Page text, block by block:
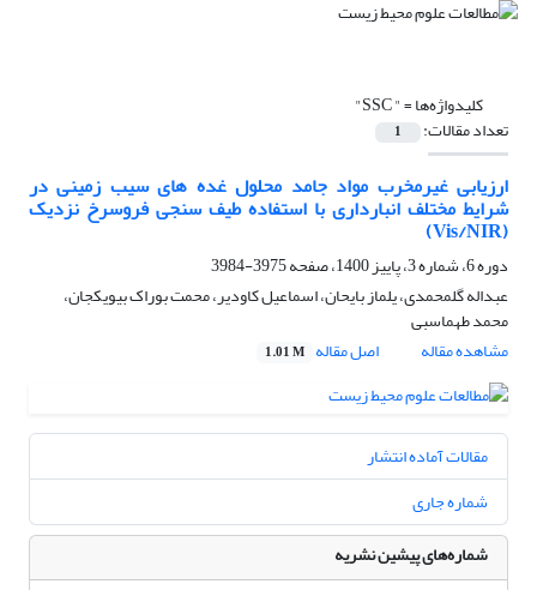
کلیدواژه‌ها =" SSC"
تعداد مقالات: 1
ارزیابی غیرمخرب مواد جامد محلول غده های سیب زمینی در
شرایط مختلف انبارداری با استفاده طیف سنجی فروسرخ نزدیک
(Vis/NIR)
دوره 6، شماره 3، پاییز 1400، صفحه
3975-3984
عبداله گلمحمدی، یلماز بایحان، اسماعیل کاودیر، محمت بوراک بیویکجان،
محمد طهماسبی
مشاهده مقاله
اصل مقاله 1.01 M
مقالات آماده انتشار
شماره جاری
شماره‌های پیشین نشریه